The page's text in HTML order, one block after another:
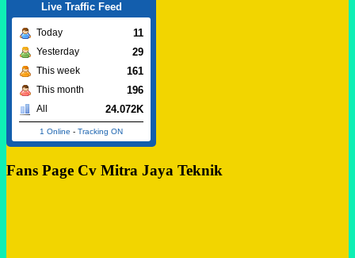
Live Traffic Feed
Today 11
Yesterday 29
This week 161
This month 196
All 24.072K
1 Online - Tracking ON
Fans Page Cv Mitra Jaya Teknik